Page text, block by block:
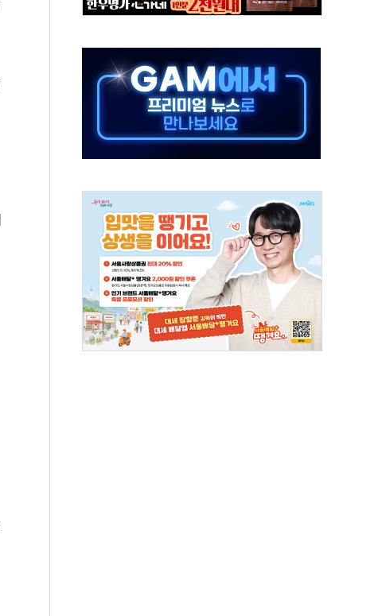
PICK] 연말 달러당 149엔 전망 外
능성 99.99%…정청래 조직 강세인 충청·PK서 선방"